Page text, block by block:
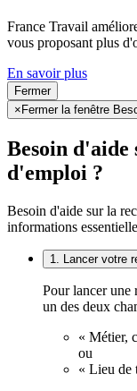
France Travail
vous proposant plus
En savoir plus
Fermer
× Fermer la fenêtre
Besoin
d'emploi ?
Besoin d'aide sur la
informations
1. Lancer votre
Pour lancer une
un des deux
« Métier,
ou
« Lieu de